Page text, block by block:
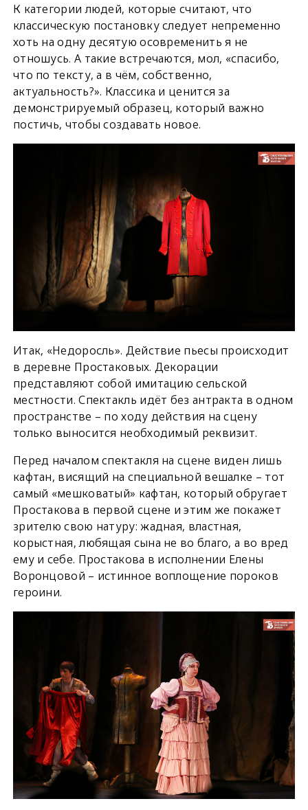
К категории людей, которые считают, что
классическую постановку следует непременно
хоть на одну десятую осовременить я не
отношусь. А такие встречаются, мол, «спасибо,
что по тексту, а в чём, собственно,
актуальность?». Классика и ценится за
демонстрируемый образец, который важно
постичь, чтобы создавать новое.
Итак, «Недоросль». Действие пьесы происходит
в деревне Простаковых. Декорации
представляют собой имитацию сельской
местности. Спектакль идёт без антракта в одном
пространстве – по ходу действия на сцену
только выносится необходимый реквизит.
Перед началом спектакля на сцене виден лишь
кафтан, висящий на специальной вешалке – тот
самый «мешковатый» кафтан, который обругает
Простакова в первой сцене и этим же покажет
зрителю свою натуру: жадная, властная,
корыстная, любящая сына не во благо, а во вред
ему и себе. Простакова в исполнении Елены
Воронцовой – истинное воплощение пороков
героини.